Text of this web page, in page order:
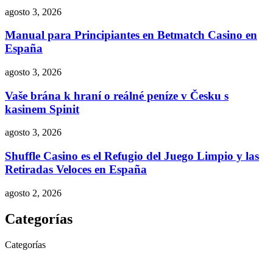
agosto 3, 2026
Manual para Principiantes en Betmatch Casino en
España
agosto 3, 2026
Vaše brána k hraní o reálné peníze v Česku s
kasinem Spinit
agosto 3, 2026
Shuffle Casino es el Refugio del Juego Limpio y las
Retiradas Veloces en España
agosto 2, 2026
Categorías
Categorías